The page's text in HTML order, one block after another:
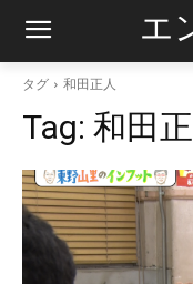
エ
タグ 和田正人
Tag: 和田